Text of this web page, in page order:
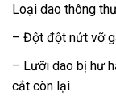
Loại dao thông
– Đột đột nứt vỡ
– Lưỡi dao bị hư
cắt còn lại